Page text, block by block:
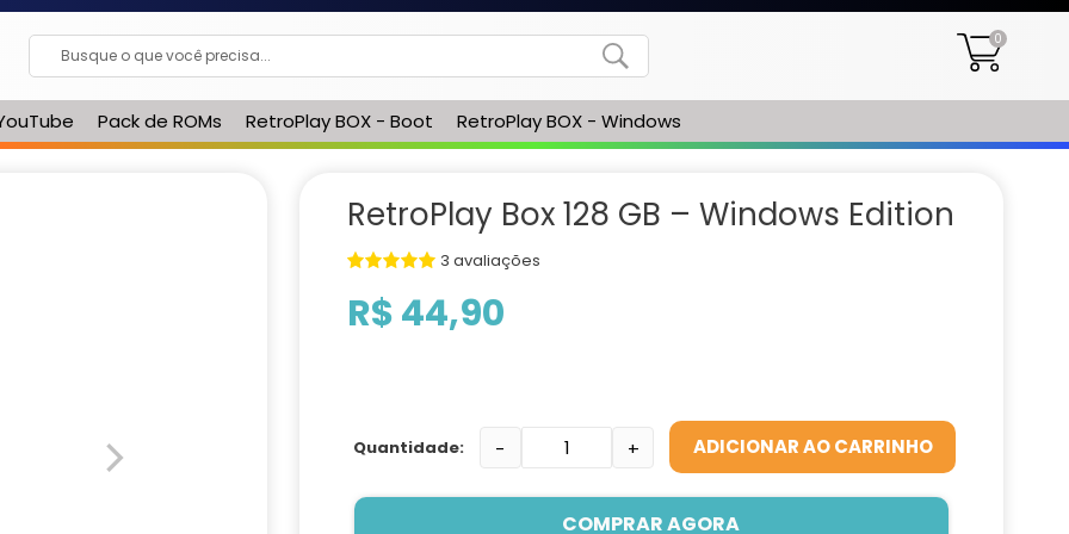
0
Pack de ROMs RetroPlay BOX - Boot RetroPlay BOX - Windows
RetroPlay Box 128 GB – Windows Edition
3 avaliações
R$ 44,90
- + ADICIONAR AO CARRINHO
COMPRAR AGORA